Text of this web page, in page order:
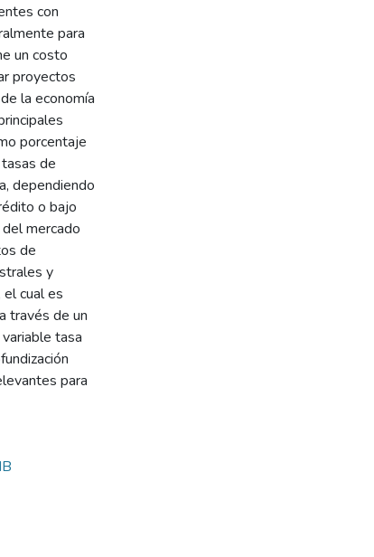
con
para
un costo
proyectos
la economía
porcentaje
de
dependiendo
o bajo
mercado
de
y
cual es
través de un
tasa
para